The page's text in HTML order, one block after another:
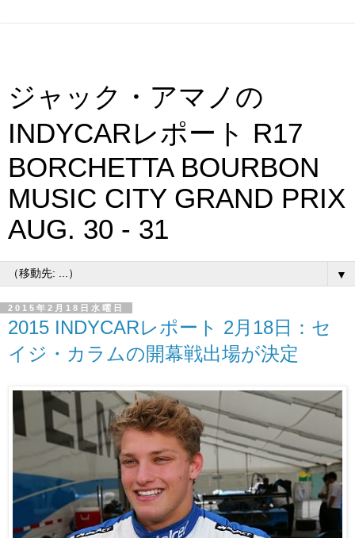
ジャック・アマノの
INDYCARレポート R17
BORCHETTA BOURBON
MUSIC CITY GRAND PRIX
AUG. 30 - 31
▼
2015年2月18日水曜日
2015 INDYCARレポート 2月18日：セ
イジ・カラムの開幕戦出場が決定